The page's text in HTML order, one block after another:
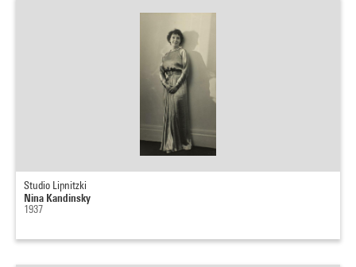
Studio Lipnitzki
Nina Kandinsky
1937